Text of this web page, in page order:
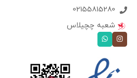
02155815280
شعبه چچیلاس